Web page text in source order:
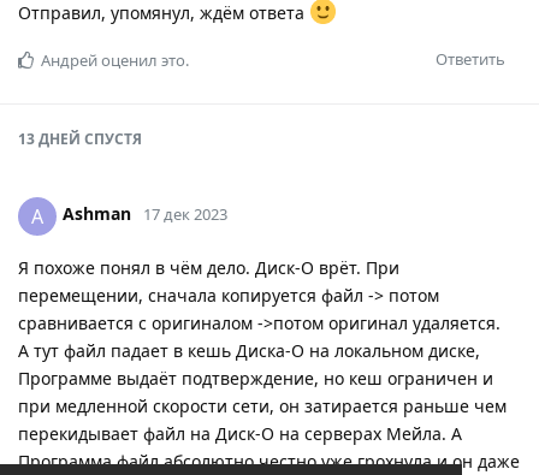
Отправил, упомянул, ждём ответа
Ответить
Андрейоценил это.
13 ДНЕЙ СПУСТЯ
A Ashman 17 дек 2023
Я похоже понял в чём дело. Диск-О врёт. При
перемещении, сначала копируется файл -> потом
сравнивается с оригиналом ->потом оригинал удаляется.
А тут файл падает в кешь Диска-О на локальном диске,
Программе выдаёт подтверждение, но кеш ограничен и
при медленной скорости сети, он затирается раньше чем
перекидывает файл на Диск-О на серверах Мейла. А
Программа файл абсолютно честно уже грохнула и он даже